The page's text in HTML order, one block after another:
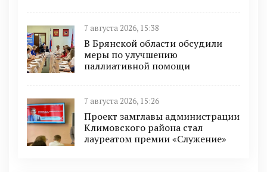
7 августа 2026, 15:38
В Брянской области обсудили
меры по улучшению
паллиативной помощи
7 августа 2026, 15:26
Проект замглавы администрации
Климовского района стал
лауреатом премии «Служение»